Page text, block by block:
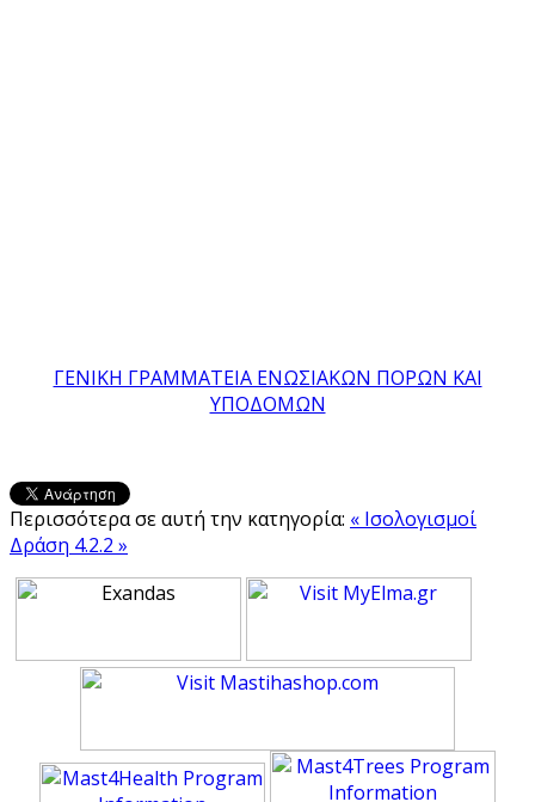
ΓΕΝΙΚΗ ΓΡΑΜΜΑΤΕΙΑ ΕΝΩΣΙΑΚΩΝ ΠΟΡΩΝ ΚΑΙ
ΥΠΟΔΟΜΩΝ
Περισσότερα σε αυτή την κατηγορία: « Ισολογισμοί
Δράση 4.2.2 »